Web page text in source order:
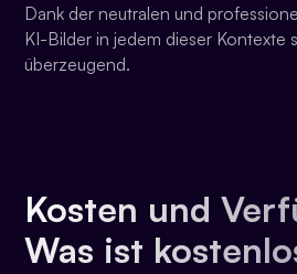
Dank der neutralen und
KI-Bilder in jedem dieser Kontexte
überzeugend.
Kosten und
Was ist